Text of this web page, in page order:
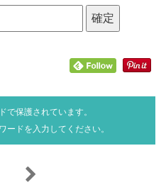
で保護されています。
ードを入力してください。